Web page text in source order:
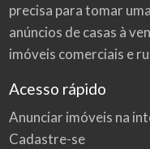
precisa para tomar
anúncios de casas à
imóveis comerciais e
Acesso rápido
Anunciar imóveis na
Cadastre-se